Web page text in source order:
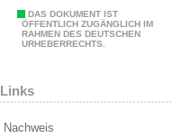
DAS DOKUMENT IST
ÖFFENTLICH ZUGÄNGLICH IM
RAHMEN DES DEUTSCHEN
URHEBERRECHTS.
Links
Nachweis